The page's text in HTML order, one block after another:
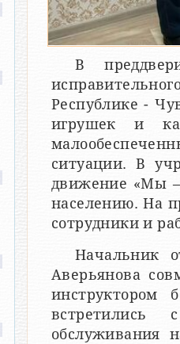
В
Республике -
игрушек и
ситуации. В
движение «Мы –
населению. На
сотрудники и
Начальник
Аверьянова
инструктором
встретились
обслуживания